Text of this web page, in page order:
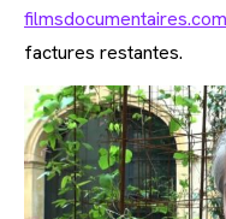
filmsdocumentaires.com
factures restantes.